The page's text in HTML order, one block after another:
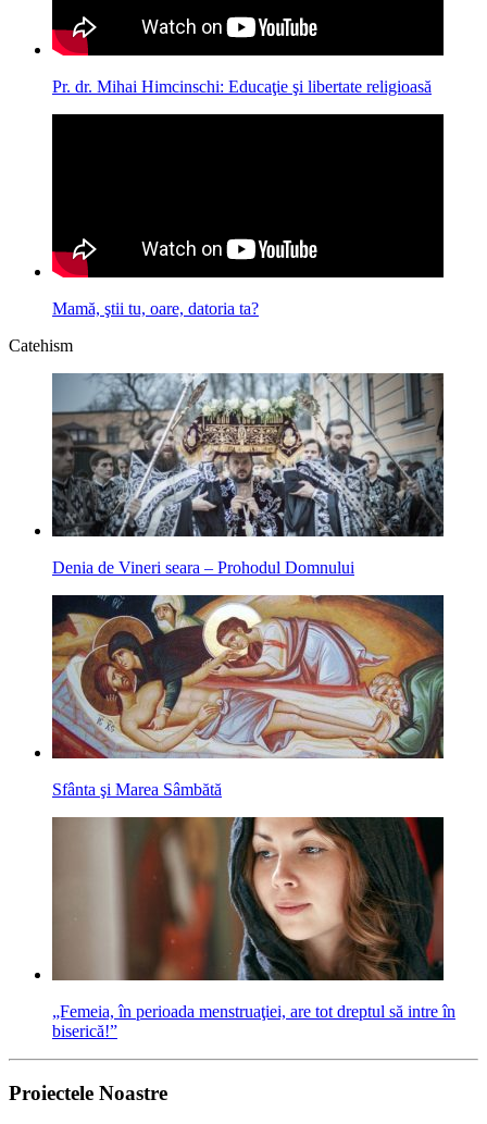
Pr. dr. Mihai Himcinschi: Educaţie şi libertate religioasă
Mamă, ştii tu, oare, datoria ta?
Catehism
Denia de Vineri seara – Prohodul Domnului
Sfânta şi Marea Sâmbătă
„Femeia, în perioada menstruaţiei, are tot dreptul să intre în
biserică!”
Proiectele Noastre